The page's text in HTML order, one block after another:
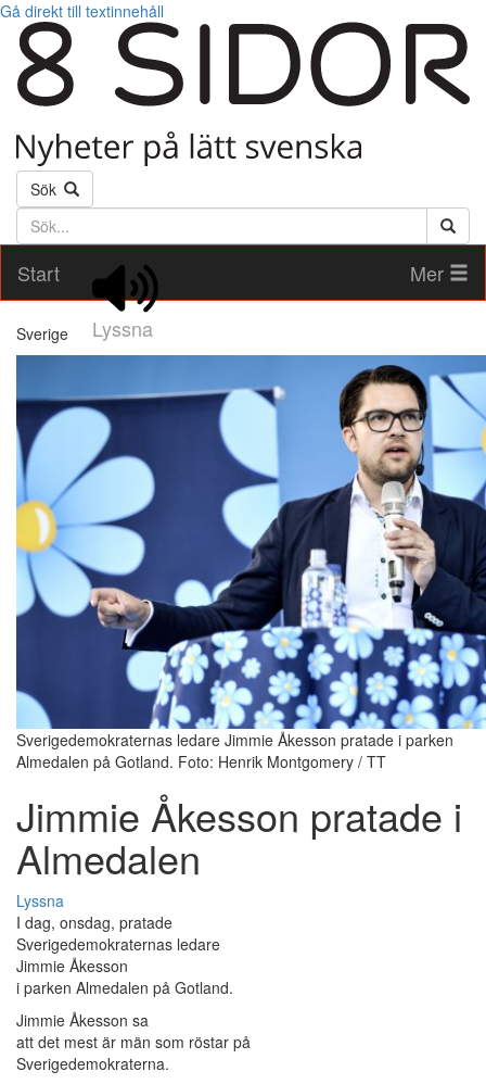
Gå direkt till textinnehåll
Sök
Söktext
Start
Lyssna
Mer
Sverige
Sverigedemokraternas ledare Jimmie Åkesson pratade i parken
Almedalen på Gotland. Foto: Henrik Montgomery / TT
Jimmie Åkesson pratade i
Almedalen
Lyssna
I dag, onsdag, pratade
Sverigedemokraternas ledare
Jimmie Åkesson
i parken Almedalen på Gotland.
Jimmie Åkesson sa
att det mest är män som röstar på
Sverigedemokraterna.